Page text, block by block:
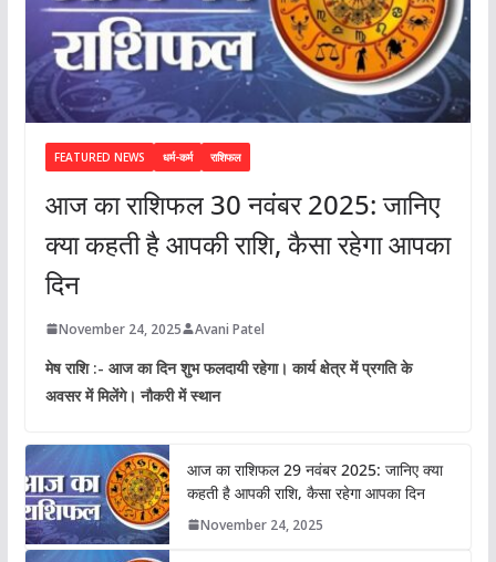
FEATURED NEWS धर्म-कर्म राशिफल
आज का राशिफल 30 नवंबर 2025: जानिए
क्या कहती है आपकी राशि, कैसा रहेगा आपका
दिन
November 24, 2025 Avani Patel
मेष राशि :- आज का दिन शुभ फलदायी रहेगा। कार्य क्षेत्र में प्रगति के
अवसर में मिलेंगे। नौकरी में स्थान
आज का राशिफल 29 नवंबर 2025: जानिए क्या
कहती है आपकी राशि, कैसा रहेगा आपका दिन
November 24, 2025